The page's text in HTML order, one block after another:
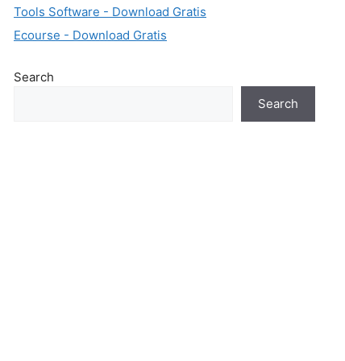
Tools Software - Download Gratis
Ecourse - Download Gratis
Search
Search